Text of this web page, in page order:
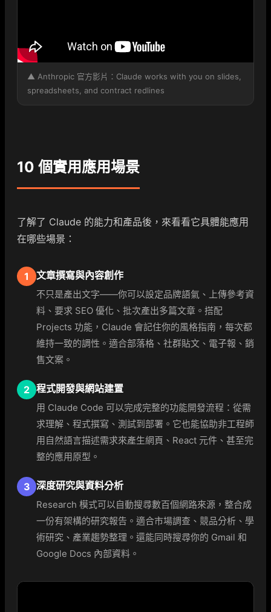
▲ Anthropic 官方影片：Claude works with you on slides,
spreadsheets, and contract redlines
10 個實用應用場景
了解了 Claude 的能力和產品後，來看看它具體能應用
在哪些場景：
1 文章撰寫與內容創作
不只是產出文字——你可以設定品牌語氣、上傳參考資
料、要求 SEO 優化、批次產出多篇文章。搭配
Projects 功能，Claude 會記住你的風格指南，每次都
維持一致的調性。適合部落格、社群貼文、電子報、銷
售文案。
2 程式開發與網站建置
用 Claude Code 可以完成完整的功能開發流程：從需
求理解、程式撰寫、測試到部署。它也能協助非工程師
用自然語言描述需求來產生網頁、React 元件、甚至完
整的應用原型。
3 深度研究與資料分析
Research 模式可以自動搜尋數百個網路來源，整合成
一份有架構的研究報告。適合市場調查、競品分析、學
術研究、產業趨勢整理。還能同時搜尋你的 Gmail 和
Google Docs 內部資料。